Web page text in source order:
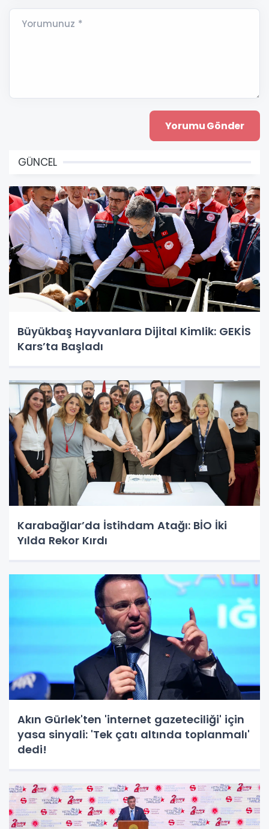
Yorumunuz *
GÜNCEL
Büyükbaş Hayvanlara Dijital Kimlik: GEKİS
Kars’ta Başladı
Karabağlar’da İstihdam Atağı: BİO İki
Yılda Rekor Kırdı
Akın Gürlek'ten 'internet gazeteciliği' için
yasa sinyali: 'Tek çatı altında toplanmalı'
dedi!